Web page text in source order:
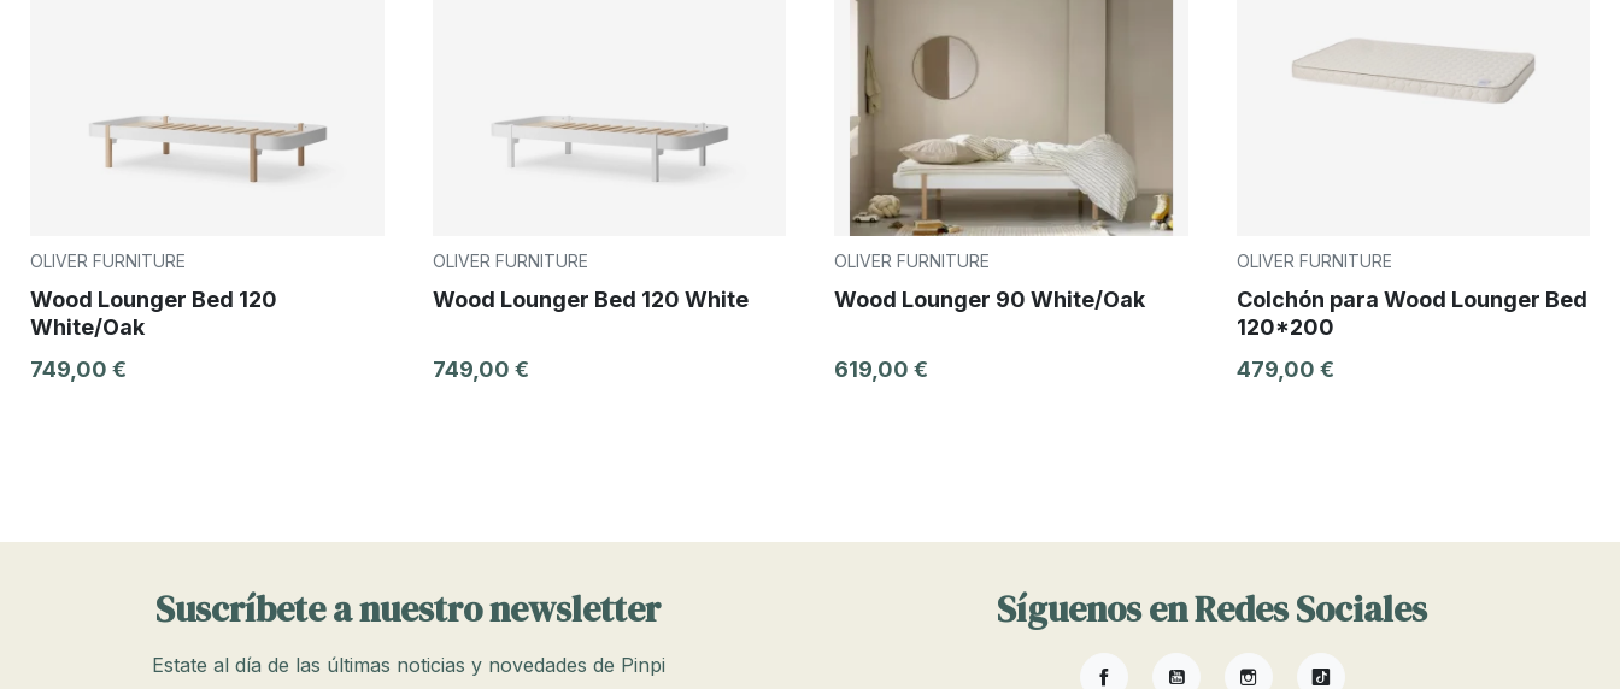
OLIVER FURNITURE
Wood Lounger Bed 120
White/Oak
749,00 €
OLIVER FURNITURE
Wood Lounger Bed 120 White
749,00 €
OLIVER FURNITURE
Wood Lounger 90 White/Oak
619,00 €
OLIVER FURNITURE
Colchón para Wood Lounger Bed
120*200
479,00 €
Suscríbete a nuestro newsletter
Estate al día de las últimas noticias y novedades de Pinpi
Síguenos en Redes Sociales